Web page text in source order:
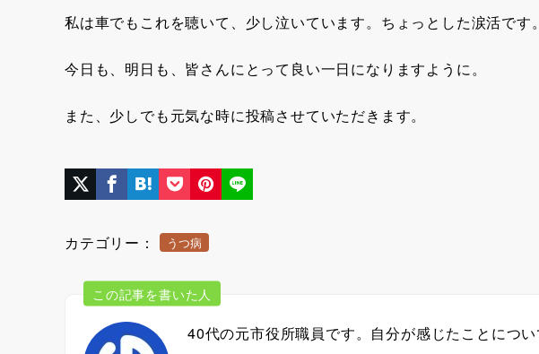
私は車でもこれを聴いて、少し泣いています。ちょっとした涙活です。
今日も、明日も、皆さんにとって良い一日になりますように。
また、少しでも元気な時に投稿させていただきます。
カテゴリー： うつ病
この記事を書いた人
40代の元市役所職員です。自分が感じたことについ